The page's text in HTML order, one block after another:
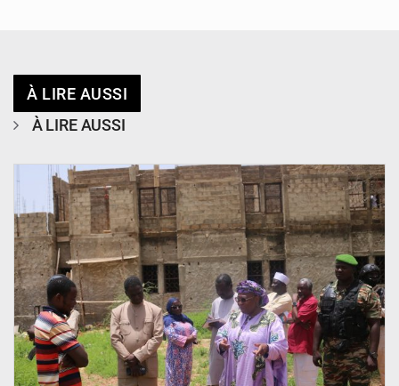
À LIRE AUSSI
À LIRE AUSSI